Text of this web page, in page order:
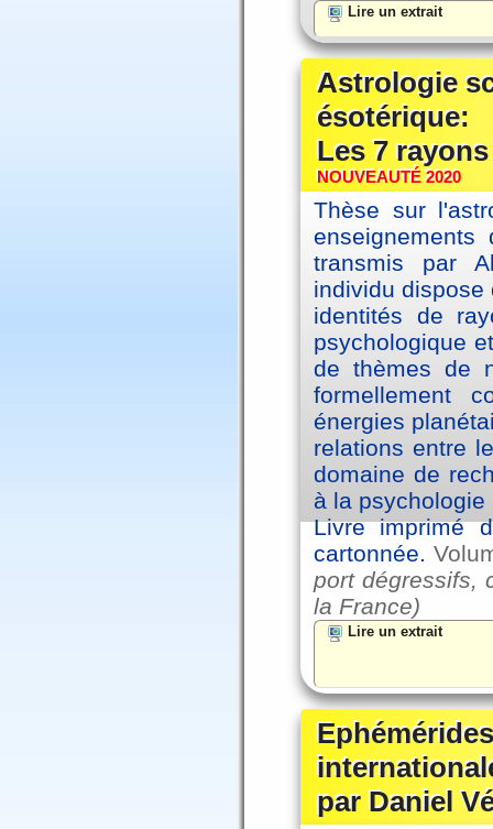
Lire un extrait
Astrologie
ésotérique:
Les 7
NOUVEAUTÉ 2020
Thèse sur
transmis par
individu
identités de
psychologique
de thèmes de
formellement
énergies
relations entre
domaine de
à la
Livre imprimé
cartonnée.
port dégressifs,
la France)
Lire un extrait
par Daniel